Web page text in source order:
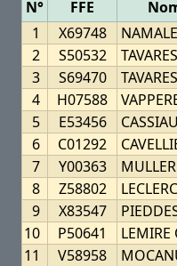
N° FFE
1
X69748
2
S50532
3
S69470
4
H07588
5
E53456
6
C01292
7
Y00363
8
Z58802
9
X83547
10
P50641
11
V58958